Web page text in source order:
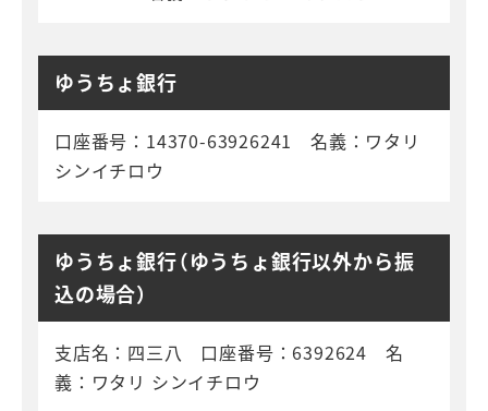
ゆうちょ銀行
口座番号：14370-63926241 名義：ワタリ
シンイチロウ
ゆうちょ銀行（ゆうちょ銀行以外から振
込の場合）
支店名：四三八 口座番号：6392624 名
義：ワタリ シンイチロウ